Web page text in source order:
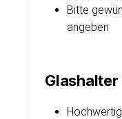
Bitte
angeben
Glashalter